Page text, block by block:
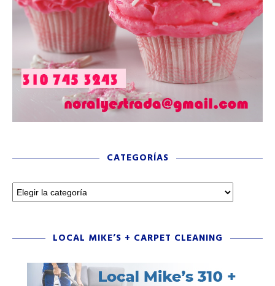
CATEGORÍAS
LOCAL MIKE’S + CARPET CLEANING